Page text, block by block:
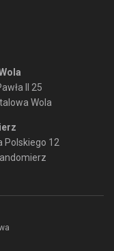
II 25
Wola
Polskiego 12